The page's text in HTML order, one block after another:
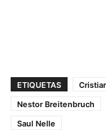
ETIQUETAS
Nestor Breitenbruch
Saul Nelle